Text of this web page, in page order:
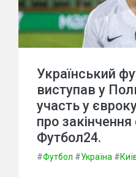
Український
виступав у
участь у
про
Футбол24.
#Футбол #Україна #